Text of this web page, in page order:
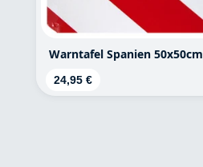
Warntafel Spanien 50x50cm
Regulärer Preis:
24,95 €